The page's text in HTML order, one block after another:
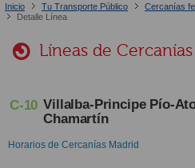
Inicio
Tu Transporte Público Cercanías
Detalle Línea
Líneas de
C-10 Villalba-Principe Pío-
Chamartín
Horarios de Cercanías Madrid